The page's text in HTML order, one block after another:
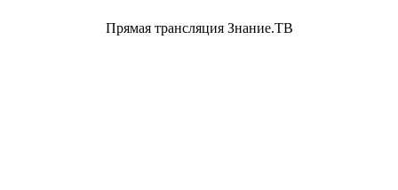
Прямая трансляция Знание.ТВ